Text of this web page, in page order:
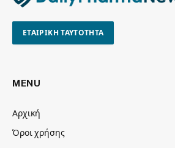
ΕΤΑΙΡΙΚΗ ΤΑΥΤΟΤΗΤΑ
MENU
Αρχική
Όροι χρήσης